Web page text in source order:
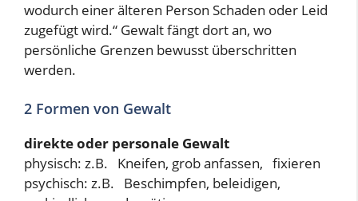
wodurch einer älteren Person Schaden oder Leid
zugefügt wird.“ Gewalt fängt dort an, wo
persönliche Grenzen bewusst überschritten
werden.
2 Formen von Gewalt
direkte oder personale Gewalt
physisch: z.B. Kneifen, grob anfassen, fixieren
psychisch: z.B. Beschimpfen, beleidigen,